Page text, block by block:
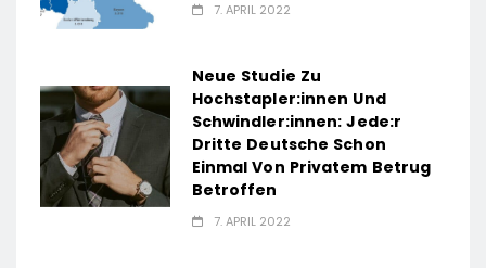
7. APRIL 2022
Neue Studie Zu
Hochstapler:innen Und
Schwindler:innen: Jede:r
Dritte Deutsche Schon
Einmal Von Privatem Betrug
Betroffen
7. APRIL 2022